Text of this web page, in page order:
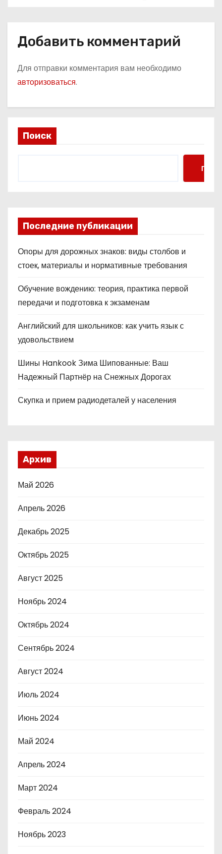
м
Добавить комментарий
Для отправки комментария вам необходимо
авторизоваться.
Поиск
Поиск
Последние публикации
Опоры для дорожных знаков: виды столбов и
стоек, материалы и нормативные требования
Обучение вождению: теория, практика первой
передачи и подготовка к экзаменам
Английский для школьников: как учить язык с
удовольствием
Шины Hankook Зима Шипованные: Ваш
Надежный Партнёр на Снежных Дорогах
Скупка и прием радиодеталей у населения
Архив
Май 2026
Апрель 2026
Декабрь 2025
Октябрь 2025
Август 2025
Ноябрь 2024
Октябрь 2024
Сентябрь 2024
Август 2024
Июль 2024
Июнь 2024
Май 2024
Апрель 2024
Март 2024
Февраль 2024
Ноябрь 2023